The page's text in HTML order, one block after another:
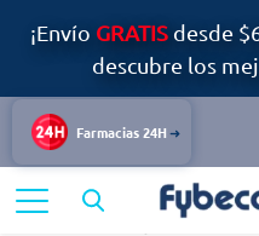
¡Envío GRATISdesde
descubre los
Farmacias 24H
Infantil y Maternidad